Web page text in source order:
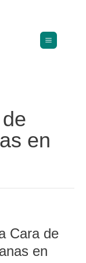
en
Cara de
en